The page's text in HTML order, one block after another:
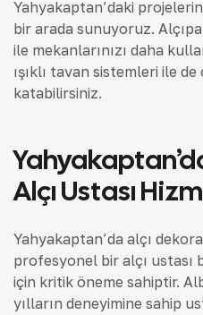
Yahyakaptan’daki
bir arada sunuyoruz.
ile mekanlarınızı daha
ışıklı tavan sistemleri ile
katabilirsiniz.
Alçı Ustası
Yahyakaptan’da alçı
profesyonel bir alçı ustası
için kritik öneme sahiptir.
yılların deneyimine sahip